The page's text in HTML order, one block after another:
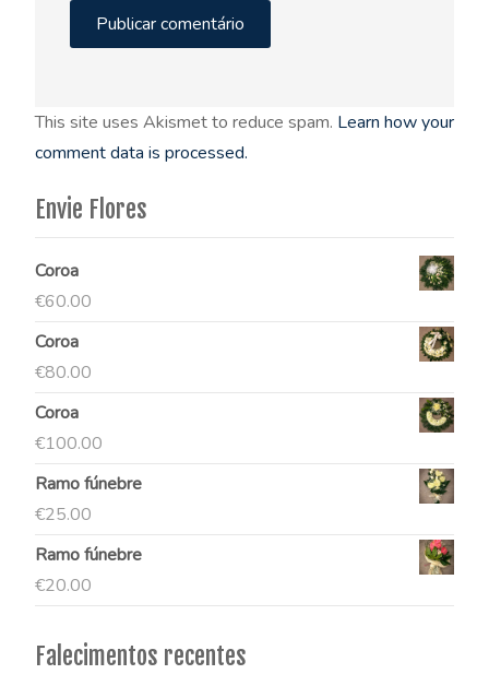
This site uses Akismet to reduce spam. Learn how your
comment data is processed.
Envie Flores
Coroa
€60.00
Coroa
€80.00
Coroa
€100.00
Ramo fúnebre
€25.00
Ramo fúnebre
€20.00
Falecimentos recentes